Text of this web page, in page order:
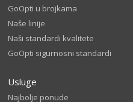
GoOpti u brojkama
Naše linije
Naši standardi kvalitete
GoOpti sigurnosni standardi
Usluge
Najbolje ponude